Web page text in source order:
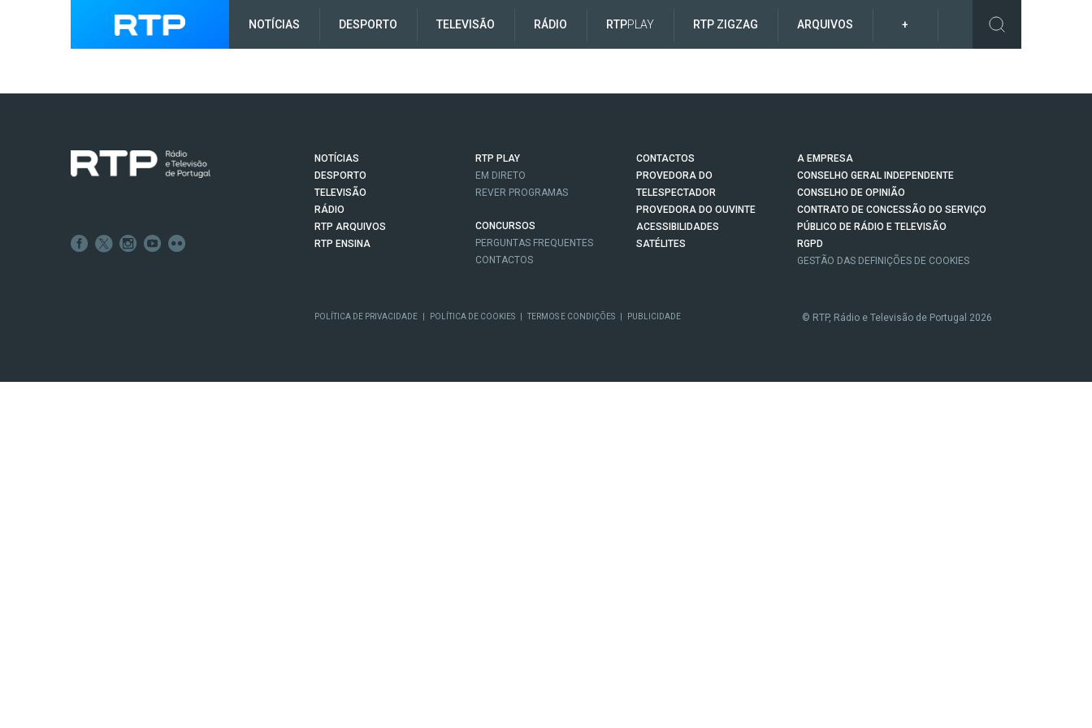
NOTÍCIAS DESPORTO TELEVISÃO RÁDIO RTPPLAY RTP ZIGZAG ARQUIVOS +
NOTÍCIAS
DESPORTO
TELEVISÃO
RÁDIO
RTP ARQUIVOS
RTP ENSINA
RTP PLAY
EM DIRETO
REVER PROGRAMAS
CONCURSOS
PERGUNTAS FREQUENTES
CONTACTOS
CONTACTOS
PROVEDORA DO
TELESPECTADOR
PROVEDORA DO OUVINTE
ACESSIBILIDADES
SATÉLITES
A EMPRESA
CONSELHO GERAL INDEPENDENTE
CONSELHO DE OPINIÃO
CONTRATO DE CONCESSÃO DO SERVIÇO
PÚBLICO DE RÁDIO E TELEVISÃO
RGPD
GESTÃO DAS DEFINIÇÕES DE COOKIES
POLÍTICA DE PRIVACIDADE POLÍTICA DE COOKIES TERMOS E CONDIÇÕES PUBLICIDADE © RTP, Rádio e Televisão de Portugal 2026